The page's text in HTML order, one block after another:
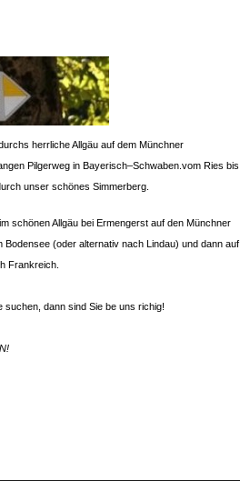
herrliche Allgäu auf dem Münchner
Pilgerweg in Bayerisch–Schwaben.vom Ries bis
unser schönes Simmerberg.
schönen Allgäu bei Ermengerst auf den Münchner
(oder alternativ nach Lindau) und dann auf
Frankreich.
suchen, dann sind Sie be uns richig!